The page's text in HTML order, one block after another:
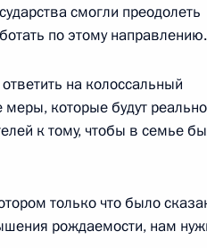
смогли преодолеть
по этому направлению.
на колоссальный
которые будут
к тому, чтобы в семье
только что было
рождаемости, нам